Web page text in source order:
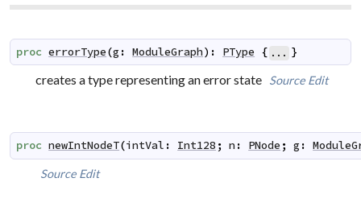
proc errorType(g : ModuleGraph) : PType { ... }
creates a type representing an error state Source Edit
proc newIntNodeT(intVal : Int128 ; n : PNode ; g :
Source Edit